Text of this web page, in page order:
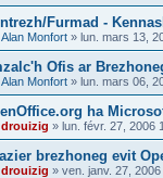
Furmad -
Alan Monfort » lun. mars 13,
Ofis ar
Alan Monfort » lun. mars 06,
ha
drouizig » lun. févr. 27, 2006
brezhoneg evit
drouizig » ven. janv. 27,